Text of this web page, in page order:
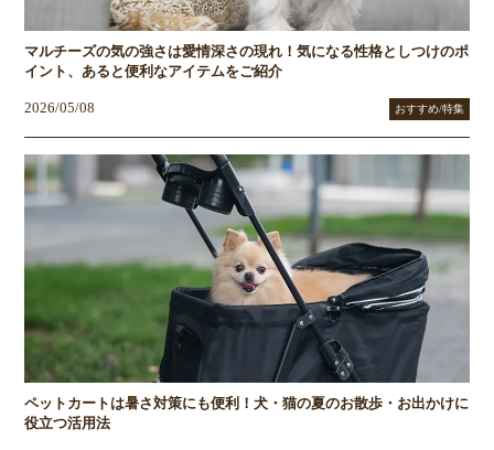
マルチーズの気の強さは愛情深さの現れ！気になる性格としつけのポ
イント、あると便利なアイテムをご紹介
2026/05/08 おすすめ/特集
ペットカートは暑さ対策にも便利！犬・猫の夏のお散歩・お出かけに
役立つ活用法